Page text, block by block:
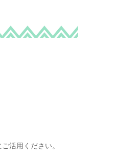
活用ください。